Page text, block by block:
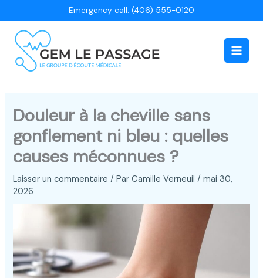
au
contenu
Emergency call: (406) 555-0120
Main
Douleur à la cheville sans
gonflement ni bleu : quelles
causes méconnues ?
Laisser un commentaire / ParCamille Verneuil/mai 30,
2026